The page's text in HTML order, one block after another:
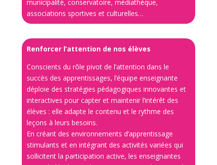
municipalité, conservatoire, médiathèque,
associations sportives et culturelles…
Renforcer l’attention de nos élèves
Conscients du rôle pivot de l’attention dans le
succès des apprentissages, l’équipe enseignante
déploie des stratégies pédagogiques innovantes et
interactives pour capter et maintenir l’intérêt des
élèves : elle adapte le contenu et le rythme des
leçons à leurs besoins.
En créant des environnements d’apprentissage
stimulants et en intégrant des activités variées qui
sollicitent la participation active, les enseignantes